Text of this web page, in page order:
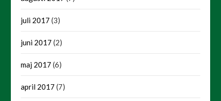
juli 2017 (3)
juni 2017 (2)
maj 2017 (6)
april 2017 (7)